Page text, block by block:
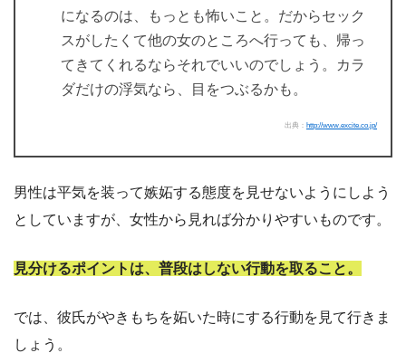
になるのは、もっとも怖いこと。だからセック
スがしたくて他の女のところへ行っても、帰っ
てきてくれるならそれでいいのでしょう。カラ
ダだけの浮気なら、目をつぶるかも。
出典： http://www.excite.co.jp/
男性は平気を装って嫉妬する態度を見せないようにしよう
としていますが、女性から見れば分かりやすいものです。
見分けるポイントは、普段はしない行動を取ること。
では、彼氏がやきもちを妬いた時にする行動を見て行きま
しょう。